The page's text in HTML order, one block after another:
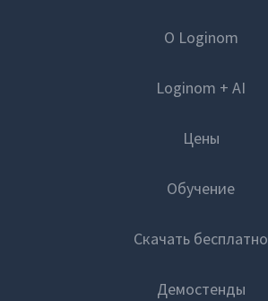
О Loginom
Loginom + AI
Цены
Обучение
Скачать бесплатно
Демостенды